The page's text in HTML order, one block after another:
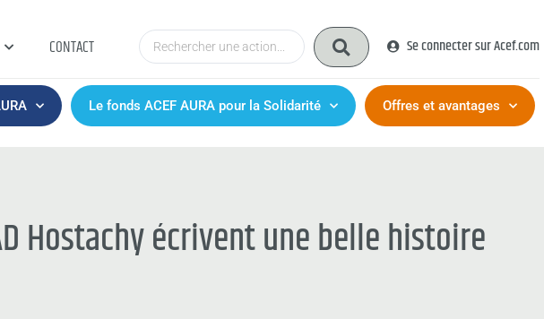
CONTACT Se connecter sur Acef.com
Le fonds ACEF AURA pour la Solidarité Offres et avantages
Hostachy écrivent une belle histoire